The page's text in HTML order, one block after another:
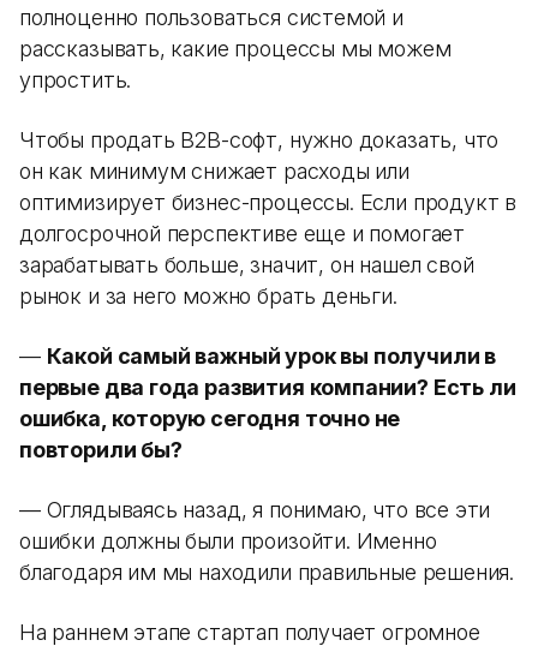
полноценно пользоваться системой и
рассказывать, какие процессы мы можем
упростить.
Чтобы продать B2B-софт, нужно доказать, что
он как минимум снижает расходы или
оптимизирует бизнес-процессы. Если продукт в
долгосрочной перспективе еще и помогает
зарабатывать больше, значит, он нашел свой
рынок и за него можно брать деньги.
— Какой самый важный урок вы получили в
первые два года развития компании? Есть ли
ошибка, которую сегодня точно не
повторили бы?
— Оглядываясь назад, я понимаю, что все эти
ошибки должны были произойти. Именно
благодаря им мы находили правильные решения.
На раннем этапе стартап получает огромное